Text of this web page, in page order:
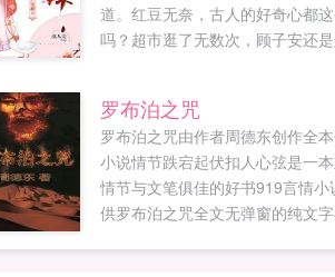
道。红豆无奈，古人的好奇心都
吗？超市逛了无数次，顾子安还
罗布泊之咒
罗布泊之咒由作者周德东创作全
小说情节跌宕起伏扣人心弦是一
情节与文笔俱佳的好书919言情小
供罗布泊之咒全文无弹窗的纯文